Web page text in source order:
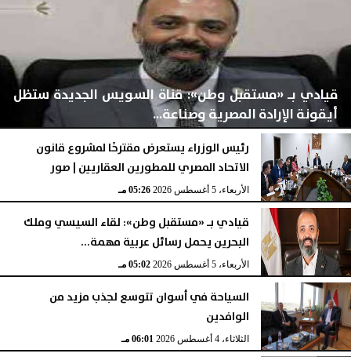
قيادي بـ «مستقبل وطن»: قناة السويس الجديدة ستظل
أيقونة الإرادة المصرية وصناعة...
اليوم الخميس، 6 أغسطس 2026 02:03 مـ
رئيس الوزراء يستعرض مقترحًا لمشروع قانون
الاتحاد المصري للمطورين العقاريين | صور
الأربعاء، 5 أغسطس 2026 05:26 مـ
قيادي بـ «مستقبل وطن»: لقاء السيسي وملك
البحرين يحمل رسائل عربية مهمة...
الأربعاء، 5 أغسطس 2026 05:02 مـ
السياحة في أسوان تتوسع لجذب مزيد من
الوافدين
الثلاثاء، 4 أغسطس 2026 06:01 مـ